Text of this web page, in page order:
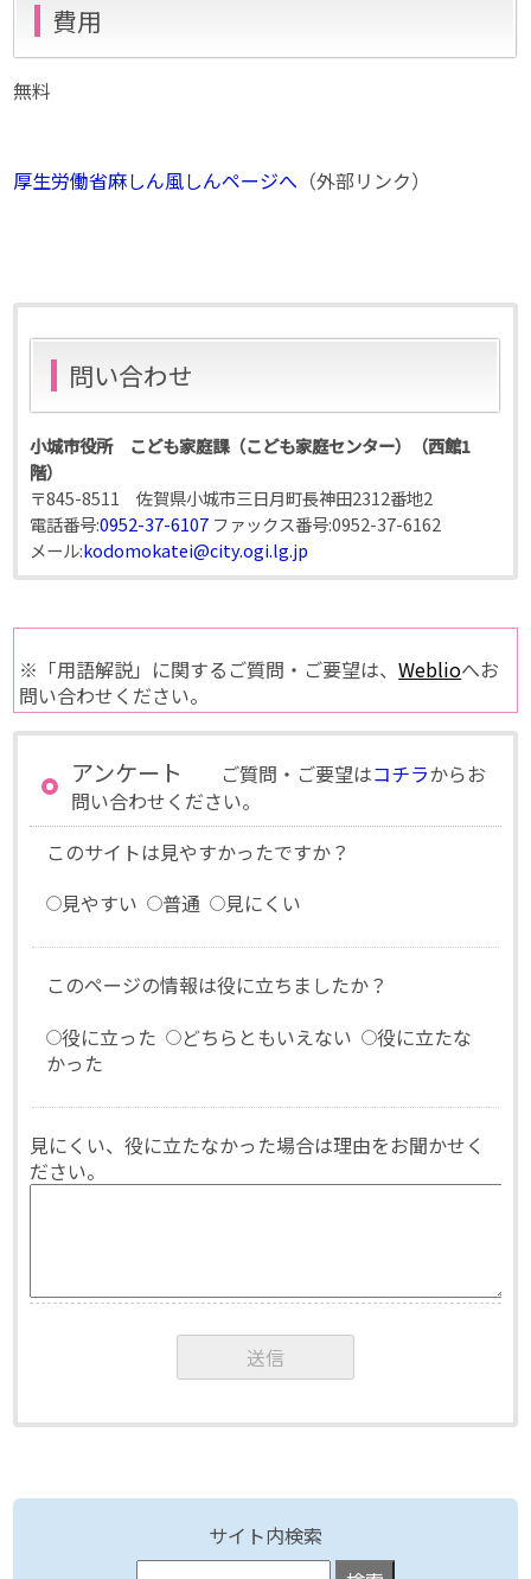
費用
無料
厚生労働省麻しん風しんページへ （外部リンク）
問い合わせ
小城市役所 こども家庭課（こども家庭センター）（西館1
階）
〒845-8511 佐賀県小城市三日月町長神田2312番地2
電話番号:0952-37-6107 ファックス番号:0952-37-6162
メール:kodomokatei@city.ogi.lg.jp
※「用語解説」に関するご質問・ご要望は、Weblioへお
問い合わせください。
アンケート ご質問・ご要望はコチラからお
問い合わせください。
このサイトは見やすかったですか？
見やすい
普通 見にくい
このページの情報は役に立ちましたか？
役に立った
どちらともいえない
役に立たな
かった
見にくい、役に立たなかった場合は理由をお聞かせく
ださい。
サイト内検索